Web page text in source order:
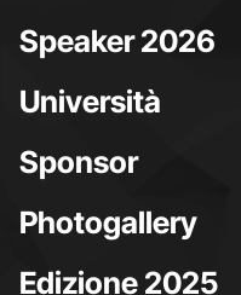
Speaker 2026
Università
Sponsor
Photogallery
Edizione 2025